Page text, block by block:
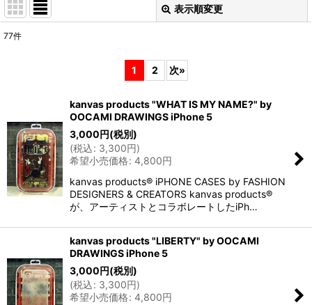
表示順変更
絞り込む
77件
1 2 次»
kanvas products "WHAT IS MY NAME?" by
OOCAMI DRAWINGS iPhone 5
3,000円(税別)
(税込: 3,300円)
希望小売価格: 4,800円
kanvas products® iPHONE CASES by FASHION
DESIGNERS & CREATORS kanvas products®
が、アーティストとコラボレートしたiPh…
kanvas products "LIBERTY" by OOCAMI
DRAWINGS iPhone 5
3,000円(税別)
(税込: 3,300円)
希望小売価格: 4,800円